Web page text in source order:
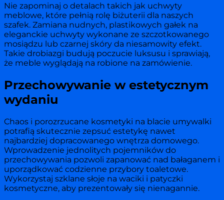
Nie zapominaj o detalach takich jak uchwyty
meblowe, które pełnią rolę biżuterii dla naszych
szafek. Zamiana nudnych, plastikowych gałek na
eleganckie uchwyty wykonane ze szczotkowanego
mosiądzu lub czarnej skóry da niesamowity efekt.
Takie drobiazgi budują poczucie luksusu i sprawiają,
że meble wyglądają na robione na zamówienie.
Przechowywanie w estetycznym
wydaniu
Chaos i porozrzucane kosmetyki na blacie umywalki
potrafią skutecznie zepsuć estetykę nawet
najbardziej dopracowanego wnętrza domowego.
Wprowadzenie jednolitych pojemników do
przechowywania pozwoli zapanować nad bałaganem i
uporządkować codzienne przybory toaletowe.
Wykorzystaj szklane słoje na waciki i patyczki
kosmetyczne, aby prezentowały się nienagannie.